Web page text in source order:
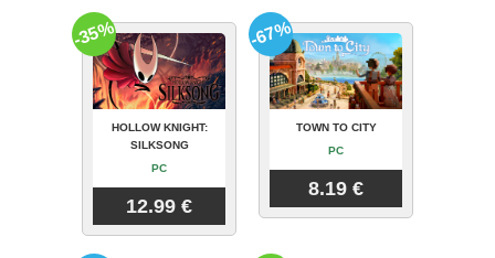
HOLLOW KNIGHT:
SILKSONG
PC
12.99 €
-35%
TOWN TO CITY
PC
8.19 €
-67%